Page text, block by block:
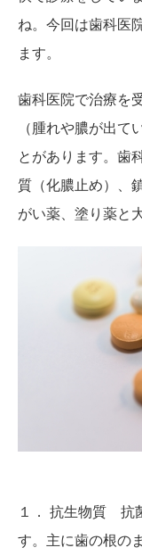
ね。今回は歯科医
ます。
歯科医院で治療を
（腫れや膿が出て
とがあります。歯
質（化膿止め）、
がい薬、塗り薬と
１． 抗生物質 抗
す。主に歯の根の